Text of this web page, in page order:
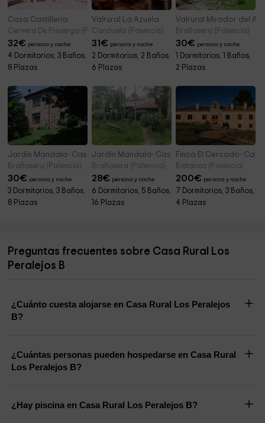
Casa Castillería
Cervera De Pisuerga (Palencia)
32€ persona y noche
4 Dormitorios, 3 Baños,
8 Plazas
Valrural La Azuela
Canduela (Palencia)
31€ persona y noche
2 Dormitorios, 2 Baños,
6 Plazas
Valrural Mirador del
Brañosera (Palencia)
30€ persona y noche
1 Dormitorios, 1 Baños,
2 Plazas
Jardín Mandala- Casa Valle de Brezos
Brañosera (Palencia)
30€ persona y noche
3 Dormitorios, 3 Baños,
8 Plazas
Jardín Mandala- Casa Los Otoños
Brañosera (Palencia)
28€ persona y noche
6 Dormitorios, 5 Baños,
16 Plazas
Finca El Cercado-
Baltanas (Palencia)
200€ persona y noche
7 Dormitorios, 3 Baños,
4 Plazas
Preguntas frecuentes sobre Casa Rural Los
Peralejos B
¿Cuánto cuesta alojarse en Casa Rural Los Peralejos
B?
¿Cuántas personas pueden hospedarse en Casa Rural
Los Peralejos B?
¿Hay piscina en Casa Rural Los Peralejos B?